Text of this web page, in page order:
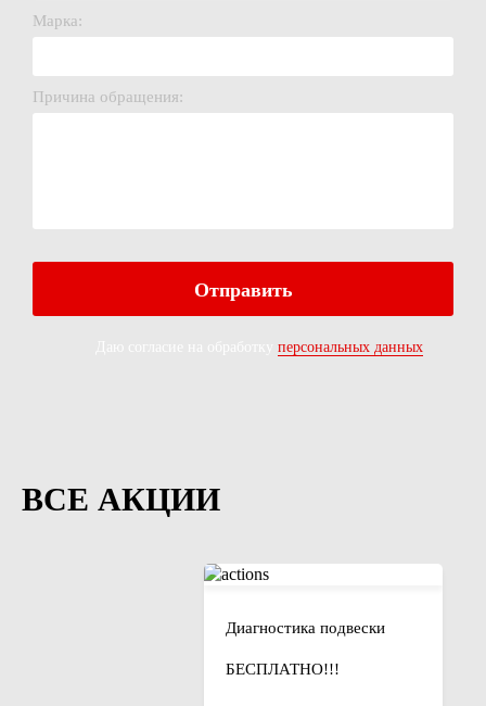
Марка:
Причина обращения:
персональных данных
ВСЕ АКЦИИ
Диагностика подвески
БЕСПЛАТНО!!!